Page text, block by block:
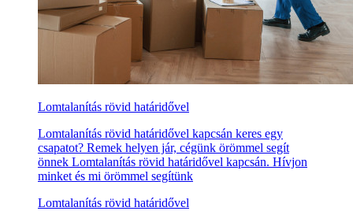
Lomtalanítás rövid határidővel
Lomtalanítás rövid határidővel kapcsán keres egy
csapatot? Remek helyen jár, cégünk örömmel segít
önnek Lomtalanítás rövid határidővel kapcsán. Hívjon
minket és mi örömmel segítünk
Lomtalanítás rövid határidővel